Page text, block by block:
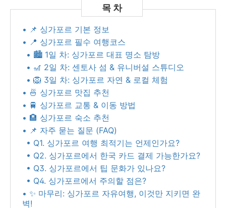
• 📌 싱가포르 기본 정보
• 📍 싱가포르 필수 여행코스
• 🏙 1일 차: 싱가포르 대표 명소 탐방
• 🎢 2일 차: 센토사 섬 & 유니버설 스튜디오
• 🦁 3일 차: 싱가포르 자연 & 로컬 체험
• 🍜 싱가포르 맛집 추천
• 🚆 싱가포르 교통 & 이동 방법
• 🏨 싱가포르 숙소 추천
• 📌 자주 묻는 질문 (FAQ)
• Q1. 싱가포르 여행 최적기는 언제인가요?
• Q2. 싱가포르에서 한국 카드 결제 가능한가요?
• Q3. 싱가포르에서 팁 문화가 있나요?
• Q4. 싱가포르에서 주의할 점은?
• ✨ 마무리: 싱가포르 자유여행, 이것만 지키면 완
벽!